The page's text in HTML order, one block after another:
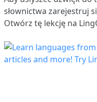
słownictwa zarejestruj
Otwórz tę lekcję na